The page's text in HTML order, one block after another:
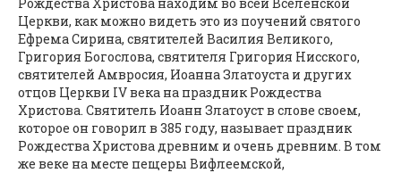
Церкви, как можно видеть это из поучений святого
Ефрема Сирина, святителей Василия Великого,
Григория Богослова, святителя Григория Нисского,
святителей Амвросия, Иоанна Златоуста и других
отцов Церкви IV века на праздник Рождества
Христова. Святитель Иоанн Златоуст в слове своем,
которое он говорил в 385 году, называет праздник
Рождества Христова древним и очень древним. В том
же веке на месте пещеры Вифлеемской,